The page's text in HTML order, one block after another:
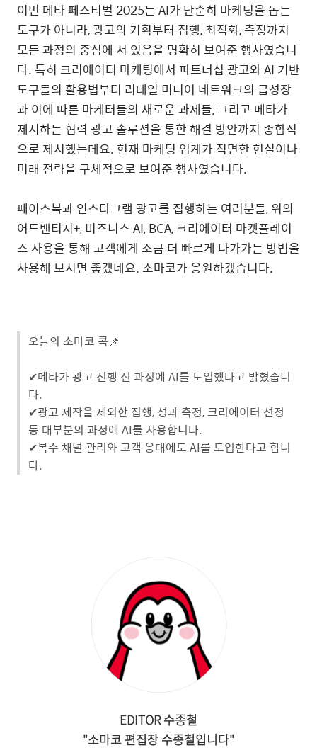
이번 메타 페스티벌 2025는AI가 단순히 마케팅을 돕는
도구가 아니라,광고의 기획부터 집행,최적화,측정까지
모든 과정의 중심에 서 있음을 명확히 보여준 행사였습니
다.특히 크리에이터 마케팅에서 파트너십 광고와AI 기반
도구들의 활용법부터 리테일 미디어 네트워크의 급성장
과 이에 따른 마케터들의 새로운 과제들,그리고 메타가
제시하는 협력 광고 솔루션을 통한 해결 방안까지 종합적
으로 제시했는데요. 현재 마케팅 업계가 직면한 현실이나
미래 전략을 구체적으로 보여준 행사였습니다.
페이스북과 인스타그램 광고를 집행하는 여러분들,위의
어드밴티지+,비즈니스AI, BCA,크리에이터 마켓플레이
스 사용을 통해 고객에게 조금 더 빠르게 다가가는 방법을
사용해 보시면 좋겠네요. 소마코가 응원하겠습니다.
오늘의 소마코 콕📌
✔︎메타가 광고 진행 전 과정에 AI를 도입했다고 밝혔습니
다.
✔︎광고 제작을 제외한 집행, 성과 측정, 크리에이터 선정
등 대부분의 과정에 AI를 사용합니다.
✔︎복수 채널 관리와 고객 응대에도 AI를 도입한다고 합니
다.
EDITOR 수종철
"소마코 편집장 수종철입니다"